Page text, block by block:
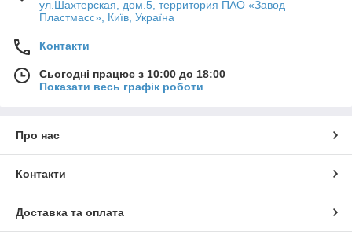
ул.Шахтерская, дом.5, территория ПАО «Завод
Пластмасс», Київ, Україна
Контакти
Сьогодні працює з 10:00 до 18:00
Показати весь графік роботи
Про нас
Контакти
Доставка та оплата